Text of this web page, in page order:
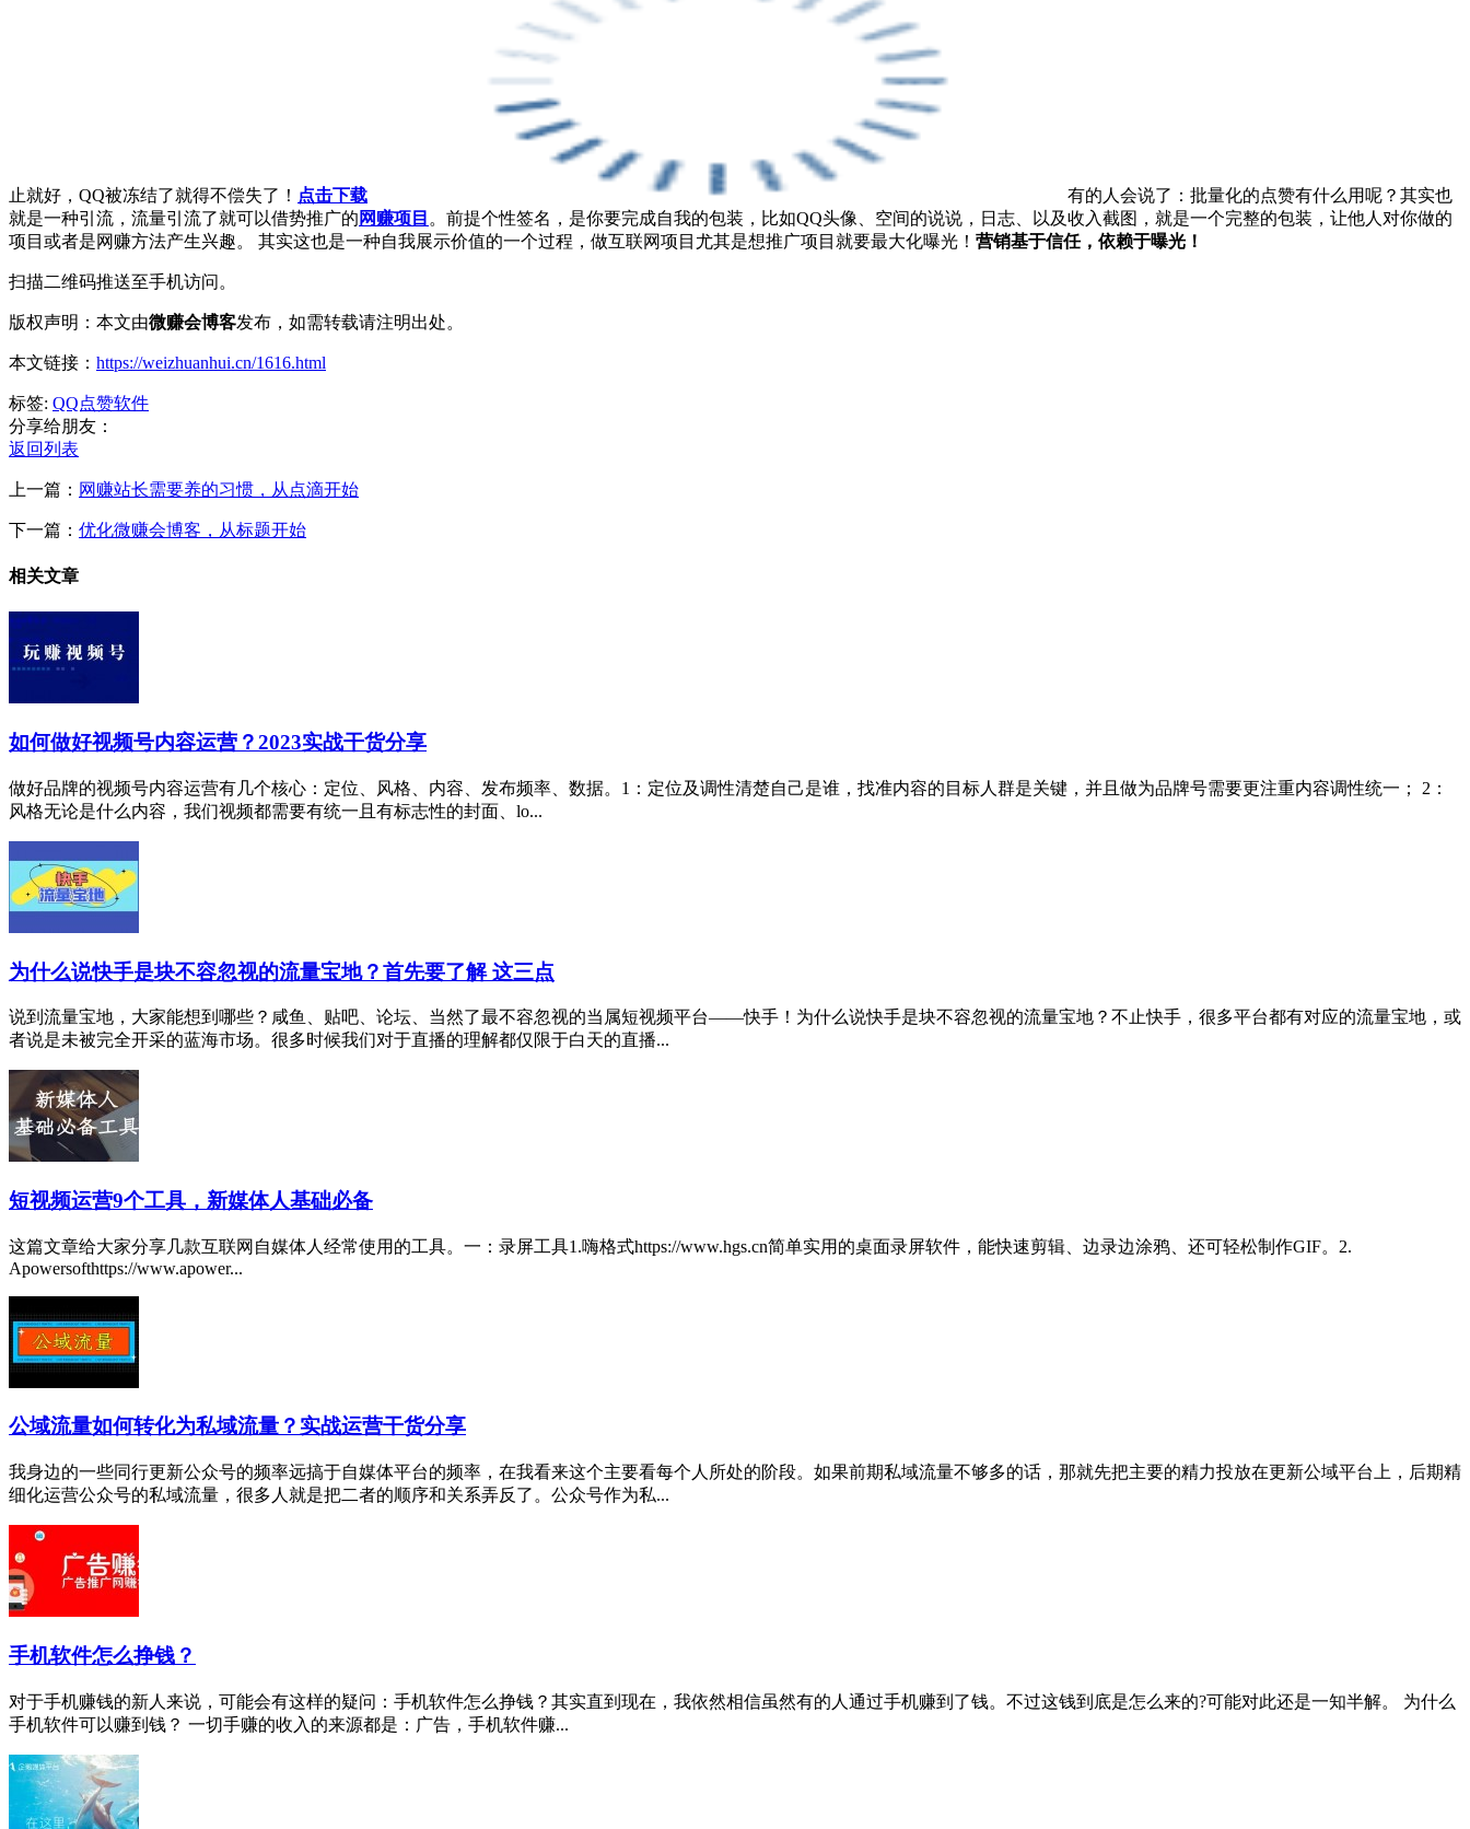
止就好，QQ被冻结了就得不偿失了！ 点击下载
有的人会说了：批量化的点赞有什么用呢？其实也
就是一种引流，流量引流了就可以借势推广的 网赚项目 。前提个性签名，是你要完成自我的包装，比如QQ头像、空间的说说，日志、以及收入截图，就是一个完整的包装，让他人对你做的
项目或者是网赚方法产生兴趣。 其实这也是一种自我展示价值的一个过程，做互联网项目尤其是想推广项目就要最大化曝光！ 营销基于信任，依赖于曝光！
扫描二维码推送至手机访问。
版权声明：本文由微赚会博客发布，如需转载请注明出处。
本文链接： https://weizhuanhui.cn/1616.html
标签: QQ点赞软件
分享给朋友：
返回列表
上一篇： 网赚站长需要养的习惯，从点滴开始
下一篇： 优化微赚会博客，从标题开始
相关文章
如何做好视频号内容运营？2023实战干货分享
做好品牌的视频号内容运营有几个核心：定位、风格、内容、发布频率、数据。1：定位及调性清楚自己是谁，找准内容的目标人群是关键，并且做为品牌号需要更注重内容调性统一； 2：
风格无论是什么内容，我们视频都需要有统一且有标志性的封面、lo...
为什么说快手是块不容忽视的流量宝地？首先要了解 这三点
说到流量宝地，大家能想到哪些？咸鱼、贴吧、论坛、当然了最不容忽视的当属短视频平台——快手！为什么说快手是块不容忽视的流量宝地？不止快手，很多平台都有对应的流量宝地，或
者说是未被完全开采的蓝海市场。很多时候我们对于直播的理解都仅限于白天的直播...
短视频运营9个工具，新媒体人基础必备
这篇文章给大家分享几款互联网自媒体人经常使用的工具。一：录屏工具1.嗨格式https://www.hgs.cn简单实用的桌面录屏软件，能快速剪辑、边录边涂鸦、还可轻松制作GIF。2.
Apowersofthttps://www.apower...
公域流量如何转化为私域流量？实战运营干货分享
我身边的一些同行更新公众号的频率远搞于自媒体平台的频率，在我看来这个主要看每个人所处的阶段。如果前期私域流量不够多的话，那就先把主要的精力投放在更新公域平台上，后期精
细化运营公众号的私域流量，很多人就是把二者的顺序和关系弄反了。公众号作为私...
手机软件怎么挣钱？
对于手机赚钱的新人来说，可能会有这样的疑问：手机软件怎么挣钱？其实直到现在，我依然相信虽然有的人通过手机赚到了钱。不过这钱到底是怎么来的?可能对此还是一知半解。 为什么
手机软件可以赚到钱？ 一切手赚的收入的来源都是：广告，手机软件赚...